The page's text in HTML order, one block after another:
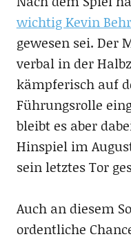
wichtig Kevin
gewesen sei. Der
verbal in der
kämpferisch auf
Führungsrolle
bleibt es aber
Hinspiel im
sein letztes Tor
Auch an diesem
ordentliche